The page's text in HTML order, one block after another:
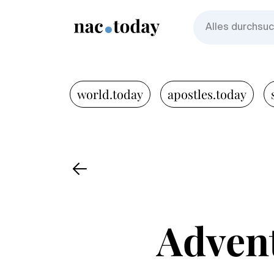
world.today apostles.today